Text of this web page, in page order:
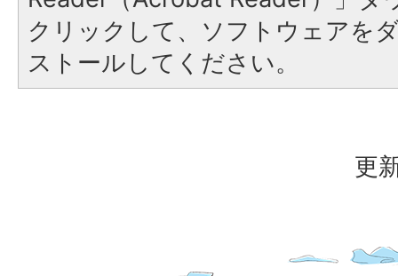
クリックして、ソフトウェアを
ストールしてください。
更